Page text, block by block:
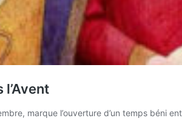
l’Avent
marque l’ouverture d’un temps béni